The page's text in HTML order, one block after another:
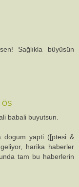
Sağlıkla büyüsün
ÖS
babali buyutsun.
dogum yapti ([ptesi &
harika haberler
tam bu haberlerin